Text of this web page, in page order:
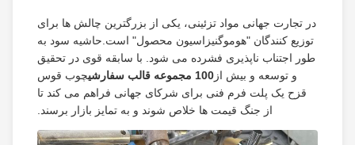
در تجارت جهانی مواد تزئینی، یکی از بزرگترین چالش ها برای
توزیع کنندگان "هوموگنیزاسیون محصول" است.حاشیه سود به
طور اجتناب ناپذیری فشرده می شود. با سابقه قوی در تحقیق
و توسعه و بیش از100 مجموعه قالب سفارشی
چوب قوس
قزح یک پلت فرم فنی برای شرکای جهانی فراهم می کند تا
از جنگ قیمت ها خلاص شوند و به تمایز بازار برسند.